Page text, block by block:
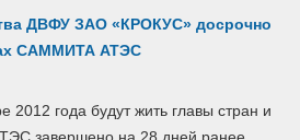
ДВФУ ЗАО «КРОКУС» досрочно
САММИТА АТЭС
2012 года будут жить главы стран и